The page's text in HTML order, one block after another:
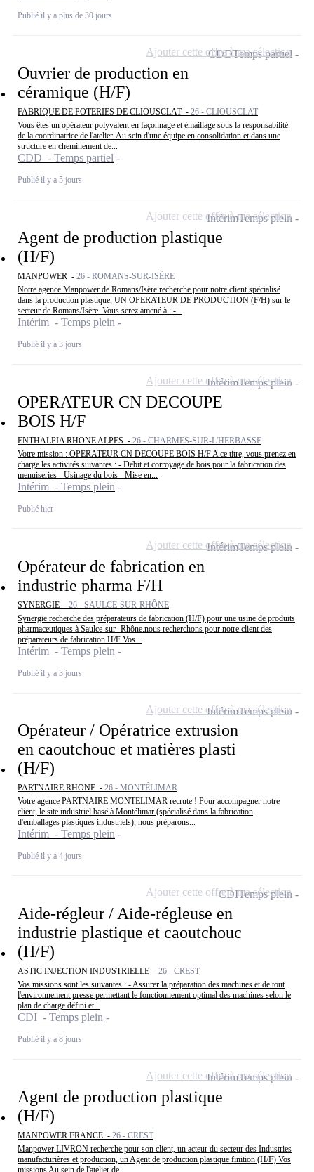
Publié il y a plus de 30 jours
Ouvrier de production en
céramique (H/F)
FABRIQUE DE POTERIES DE CLIOUSCLAT - 26 - CLIOUSCLAT
Vous êtes un opérateur polyvalent en façonnage et émaillage sous la responsabilité
de la coordinatrice de l'atelier. Au sein d'une équipe en consolidation et dans une
structure en cheminement de...
CDD - Temps partiel
Publié il y a 5 jours
CDDTemps partiel
Ajouter cette offre à ma sélection
Agent de production plastique
(H/F)
MANPOWER - 26 - ROMANS-SUR-ISÈRE
Notre agence Manpower de Romans/Isère recherche pour notre client spécialisé
dans la production plastique, UN OPERATEUR DE PRODUCTION (F/H) sur le
secteur de Romans/Isère. Vous serez amené à : -...
Intérim - Temps plein
Publié il y a 3 jours
IntérimTemps plein
Ajouter cette offre à ma sélection
OPERATEUR CN DECOUPE
BOIS H/F
ENTHALPIA RHONE ALPES - 26 - CHARMES-SUR-L'HERBASSE
Votre mission : OPERATEUR CN DECOUPE BOIS H/F A ce titre, vous prenez en
charge les activités suivantes : - Débit et corroyage de bois pour la fabrication des
menuiseries - Usinage du bois - Mise en...
Intérim - Temps plein
Publié hier
IntérimTemps plein
Ajouter cette offre à ma sélection
Opérateur de fabrication en
industrie pharma F/H
SYNERGIE - 26 - SAULCE-SUR-RHÔNE
Synergie recherche des préparateurs de fabrication (H/F) pour une usine de produits
pharmaceutiques à Saulce-sur -Rhône.nous recherchons pour notre client des
préparateurs de fabrication H/F Vos...
Intérim - Temps plein
Publié il y a 3 jours
IntérimTemps plein
Ajouter cette offre à ma sélection
Opérateur / Opératrice extrusion
en caoutchouc et matières plasti
(H/F)
PARTNAIRE RHONE - 26 - MONTÉLIMAR
Votre agence PARTNAIRE MONTELIMAR recrute ! Pour accompagner notre
client, le site industriel basé à Montélimar (spécialisé dans la fabrication
d'emballages plastiques industriels), nous préparons...
Intérim - Temps plein
Publié il y a 4 jours
IntérimTemps plein
Ajouter cette offre à ma sélection
Aide-régleur / Aide-régleuse en
industrie plastique et caoutchouc
(H/F)
ASTIC INJECTION INDUSTRIELLE - 26 - CREST
Vos missions sont les suivantes : - Assurer la préparation des machines et de tout
l'environnement presse permettant le fonctionnement optimal des machines selon le
plan de charge défini et...
CDI - Temps plein
Publié il y a 8 jours
CDITemps plein
Ajouter cette offre à ma sélection
Agent de production plastique
(H/F)
MANPOWER FRANCE - 26 - CREST
Manpower LIVRON recherche pour son client, un acteur du secteur des Industries
manufacturières et production, un Agent de production plastique finition (H/F) Vos
IntérimTemps plein
Ajouter cette offre à ma sélection